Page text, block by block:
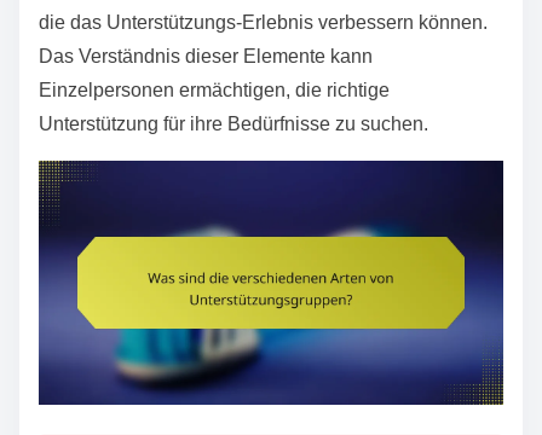
die das Unterstützungs-Erlebnis verbessern können.
Das Verständnis dieser Elemente kann
Einzelpersonen ermächtigen, die richtige
Unterstützung für ihre Bedürfnisse zu suchen.